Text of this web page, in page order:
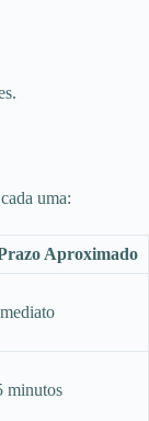
uma:
Aproximado
minutos